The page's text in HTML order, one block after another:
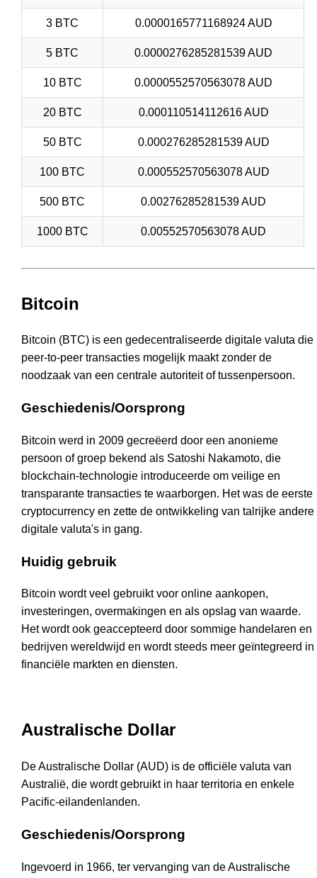
3 BTC 0.0000165771168924 AUD
5 BTC 0.0000276285281539 AUD
10 BTC 0.0000552570563078 AUD
20 BTC 0.000110514112616 AUD
50 BTC 0.000276285281539 AUD
100 BTC 0.000552570563078 AUD
500 BTC 0.00276285281539 AUD
1000 BTC 0.00552570563078 AUD
Bitcoin
Bitcoin (BTC) is een gedecentraliseerde digitale valuta die
peer-to-peer transacties mogelijk maakt zonder de
noodzaak van een centrale autoriteit of tussenpersoon.
Geschiedenis/Oorsprong
Bitcoin werd in 2009 gecreëerd door een anonieme
persoon of groep bekend als Satoshi Nakamoto, die
blockchain-technologie introduceerde om veilige en
transparante transacties te waarborgen. Het was de eerste
cryptocurrency en zette de ontwikkeling van talrijke andere
digitale valuta's in gang.
Huidig gebruik
Bitcoin wordt veel gebruikt voor online aankopen,
investeringen, overmakingen en als opslag van waarde.
Het wordt ook geaccepteerd door sommige handelaren en
bedrijven wereldwijd en wordt steeds meer geïntegreerd in
financiële markten en diensten.
Australische Dollar
De Australische Dollar (AUD) is de officiële valuta van
Australië, die wordt gebruikt in haar territoria en enkele
Pacific-eilandenlanden.
Geschiedenis/Oorsprong
Ingevoerd in 1966, ter vervanging van de Australische